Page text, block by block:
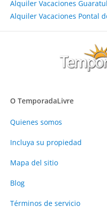
Alquiler Vacaciones
Alquiler Vacaciones Pontal
O TemporadaLivre
Quienes somos
Incluya su propiedad
Mapa del sitio
Blog
Términos de servicio